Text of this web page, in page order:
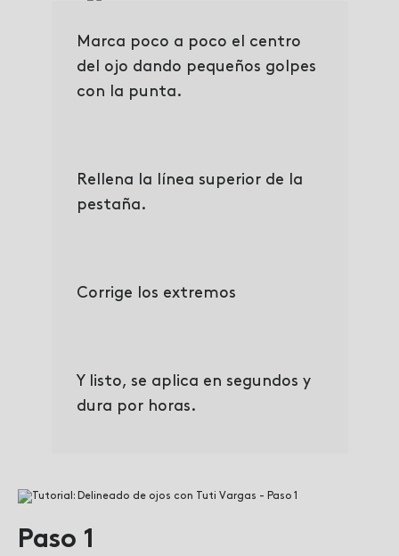
Marca poco a poco el centro
del ojo dando pequeños golpes
con la punta.
Rellena la línea superior de la
pestaña.
Corrige los extremos
Y listo, se aplica en segundos y
dura por horas.
Paso 1